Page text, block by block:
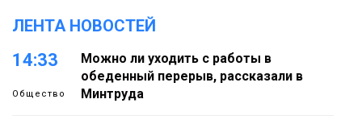
ЛЕНТА НОВОСТЕЙ
14:33
Общество
Можно ли уходить с работы в
обеденный перерыв, рассказали в
Минтруда